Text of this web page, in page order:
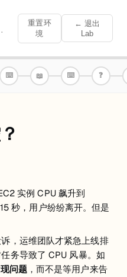
·
重置环
境
← 退出
Lab
⌨️ 📖 ⌨️ ❓
实例 CPU 飙升到
秒，用户纷纷离开。但是
，运维团队才紧急上线排
务导致了 CPU 风暴。如
问题，而不是等用户来告